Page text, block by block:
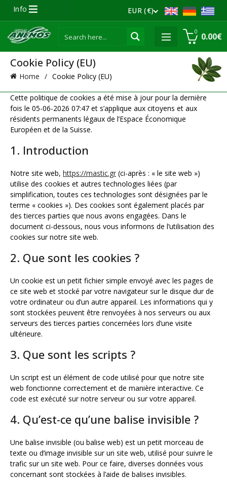
EUR (€)
Info
0 0.00€
Cookie Policy (EU)
Home Cookie Policy (EU)
Cette politique de cookies a été mise à jour pour la dernière
fois le 05-06-2026 07:47 et s’applique aux citoyens et aux
résidents permanents légaux de l’Espace Économique
Européen et de la Suisse.
1. Introduction
Notre site web, https://mastic.gr (ci-après : « le site web »)
utilise des cookies et autres technologies liées (par
simplification, toutes ces technologies sont désignées par le
terme « cookies »). Des cookies sont également placés par
des tierces parties que nous avons engagées. Dans le
document ci-dessous, nous vous informons de l’utilisation des
cookies sur notre site web.
2. Que sont les cookies ?
Un cookie est un petit fichier simple envoyé avec les pages de
ce site web et stocké par votre navigateur sur le disque dur de
votre ordinateur ou d’un autre appareil. Les informations qui y
sont stockées peuvent être renvoyées à nos serveurs ou aux
serveurs des tierces parties concernées lors d’une visite
ultérieure.
3. Que sont les scripts ?
Un script est un élément de code utilisé pour que notre site
web fonctionne correctement et de manière interactive. Ce
code est exécuté sur notre serveur ou sur votre appareil.
4. Qu’est-ce qu’une balise invisible ?
Une balise invisible (ou balise web) est un petit morceau de
texte ou d’image invisible sur un site web, utilisé pour suivre le
trafic sur un site web. Pour ce faire, diverses données vous
concernant sont stockées à l’aide de balises invisibles.